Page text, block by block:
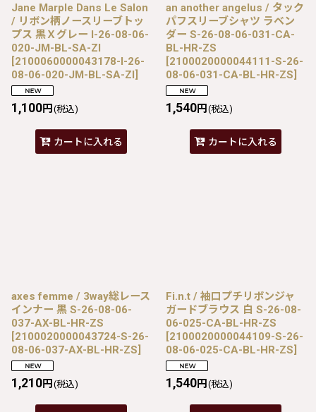
Jane Marple Dans Le Salon
/ リボン柄ノースリーブトッ
プス 黒Ｘグレー I-26-08-06-
020-JM-BL-SA-ZI
[2100060000043178-I-26-
08-06-020-JM-BL-SA-ZI]
1,100円 (税込)
カートに入れる
an another angelus / タック
パフスリーブシャツ ラベン
ダー S-26-08-06-031-CA-
BL-HR-ZS
[2100020000044111-S-26-
08-06-031-CA-BL-HR-ZS]
1,540円 (税込)
カートに入れる
axes femme / 3way総レース
インナー 黒 S-26-08-06-
037-AX-BL-HR-ZS
[2100020000043724-S-26-
08-06-037-AX-BL-HR-ZS]
1,210円 (税込)
Fi.n.t / 袖口プチリボンジャ
ガードブラウス 白 S-26-08-
06-025-CA-BL-HR-ZS
[2100020000044109-S-26-
08-06-025-CA-BL-HR-ZS]
1,540円 (税込)